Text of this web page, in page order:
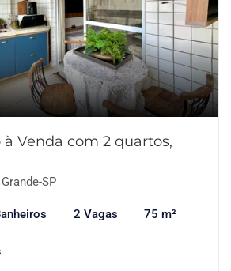
Venda com 2 quartos,
SP
2 Vagas 75 m²